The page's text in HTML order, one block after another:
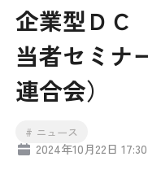
融資制
企業型ＤＣ
当者セミナ
連合会）
# ニュース
2024年10月22日 17:30